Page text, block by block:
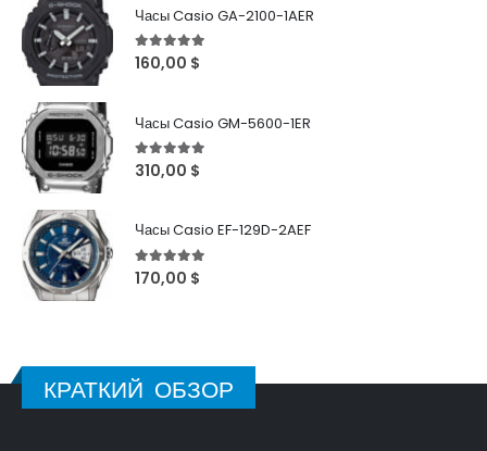
Часы Casio GA-2100-1AER
5out of 5
160,00 $
Часы Casio GM-5600-1ER
5out of 5
310,00 $
Часы Casio EF-129D-2AEF
5out of 5
170,00 $
КРАТКИЙ ОБЗОР